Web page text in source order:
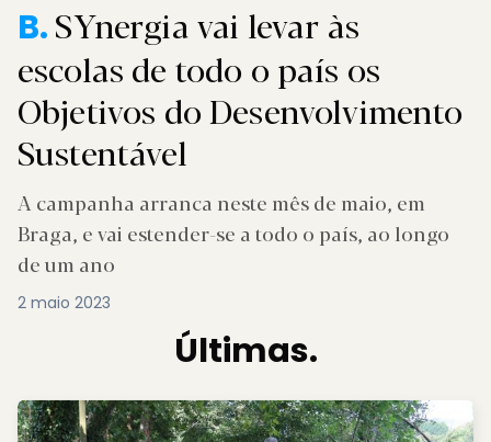
B.SYnergia vai levar às
escolas de todo o país os
Objetivos do Desenvolvimento
Sustentável
A campanha arranca neste mês de maio, em
Braga, e vai estender-se a todo o país, ao longo
de um ano
2 maio 2023
Últimas.